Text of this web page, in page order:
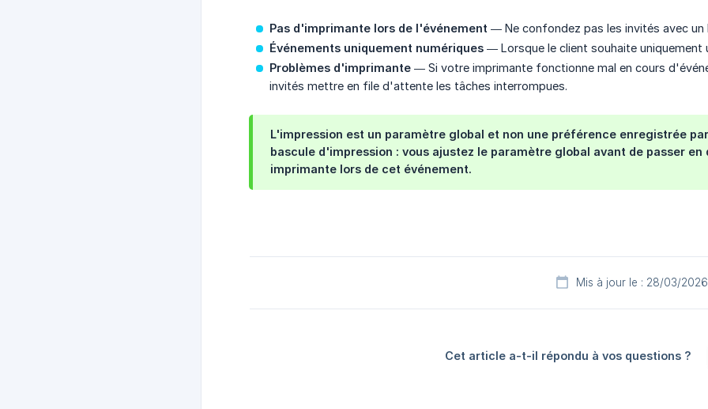
Pas d'imprimante lors de l'événement — Ne confondez pas les invités avec un
Événements uniquement numériques — Lorsque le client souhaite uniquement
Problèmes d'imprimante — Si votre imprimante fonctionne mal en cours
invités mettre en file d'attente les tâches interrompues.
L'impression est un paramètre global et non une préférence enregistrée
bascule d'impression : vous ajustez le paramètre global avant de passer
imprimante lors de cet événement.
Mis à jour le : 28/03/2026
Cet article a-t-il répondu à vos questions ?